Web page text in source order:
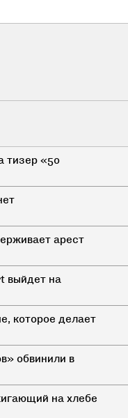
тизер «50
арест
выйдет на
которое делает
обвинили в
на хлебе